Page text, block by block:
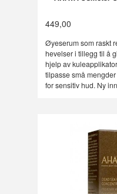
449,00
Øyeserum som raskt
hevelser i tillegg til å
hjelp av
tilpasse små
for sensitiv hud. Ny